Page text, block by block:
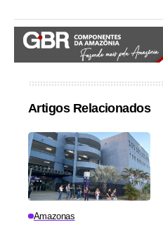
Artigos Relacionados
Amazonas